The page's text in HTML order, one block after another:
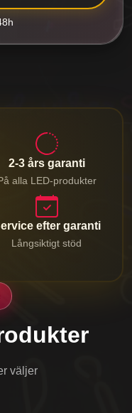
2-3 års garanti
alla LED-produkter
efter garanti
Långsiktigt stöd
väljer